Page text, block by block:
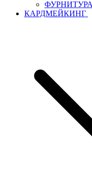
ФУРНИТУРА
КАРДМЕЙКИНГ